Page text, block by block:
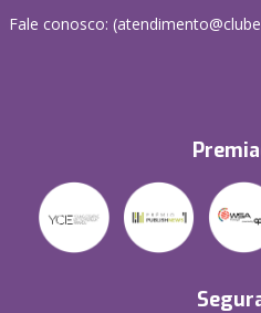
Fale conosco: